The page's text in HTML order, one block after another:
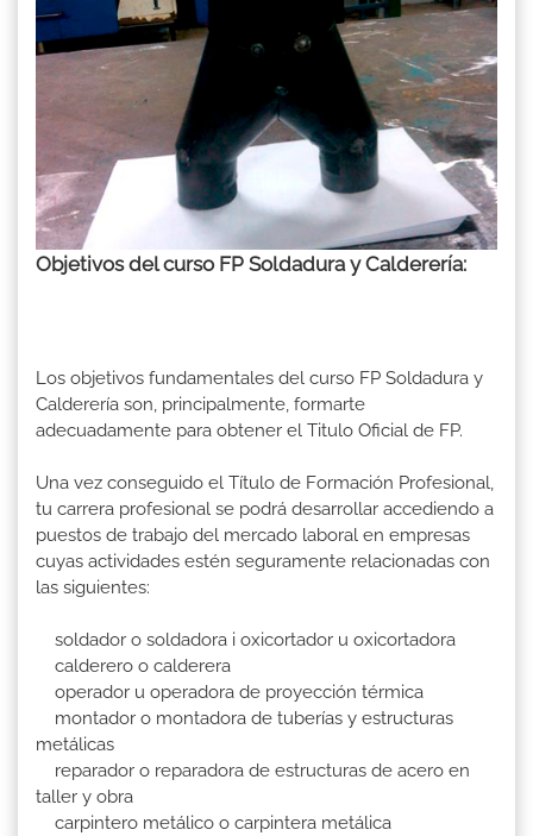
Objetivos del curso FP Soldadura y Calderería:
Los objetivos fundamentales del curso FP Soldadura y
Calderería son, principalmente, formarte
adecuadamente para obtener el Titulo Oficial de FP.
Una vez conseguido el Título de Formación Profesional,
tu carrera profesional se podrá desarrollar accediendo a
puestos de trabajo del mercado laboral en empresas
cuyas actividades estén seguramente relacionadas con
las siguientes:
soldador o soldadora i oxicortador u oxicortadora
calderero o calderera
operador u operadora de proyección térmica
montador o montadora de tuberías y estructuras
metálicas
reparador o reparadora de estructuras de acero en
taller y obra
carpintero metálico o carpintera metálica